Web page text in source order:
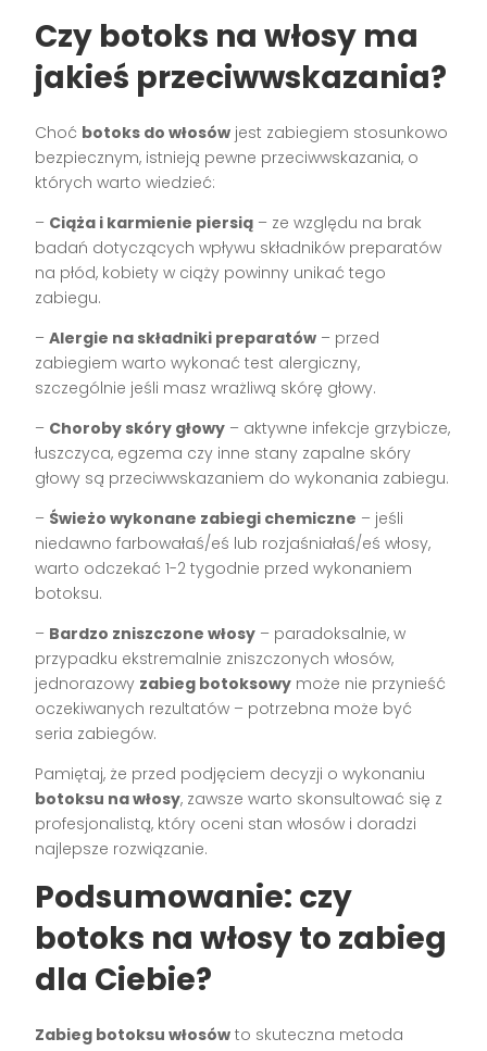
Czy botoks na włosy ma
jakieś przeciwwskazania?
Choć botoks do włosów jest zabiegiem stosunkowo
bezpiecznym, istnieją pewne przeciwwskazania, o
których warto wiedzieć:
– Ciąża i karmienie piersią – ze względu na brak
badań dotyczących wpływu składników preparatów
na płód, kobiety w ciąży powinny unikać tego
zabiegu.
–Alergie na składniki preparatów – przed
zabiegiem warto wykonać test alergiczny,
szczególnie jeśli masz wrażliwą skórę głowy.
– Choroby skóry głowy – aktywne infekcje grzybicze,
łuszczyca, egzema czy inne stany zapalne skóry
głowy są przeciwwskazaniem do wykonania zabiegu.
– Świeżo wykonane zabiegi chemiczne – jeśli
niedawno farbowałaś/eś lub rozjaśniałaś/eś włosy,
warto odczekać 1-2 tygodnie przed wykonaniem
botoksu.
– Bardzo zniszczone włosy – paradoksalnie, w
przypadku ekstremalnie zniszczonych włosów,
jednorazowy zabieg botoksowy może nie przynieść
oczekiwanych rezultatów – potrzebna może być
seria zabiegów.
Pamiętaj, że przed podjęciem decyzji o wykonaniu
botoksu na włosy, zawsze warto skonsultować się z
profesjonalistą, który oceni stan włosów i doradzi
najlepsze rozwiązanie.
Podsumowanie: czy
botoks na włosy to zabieg
dla Ciebie?
Zabieg botoksu włosów to skuteczna metoda